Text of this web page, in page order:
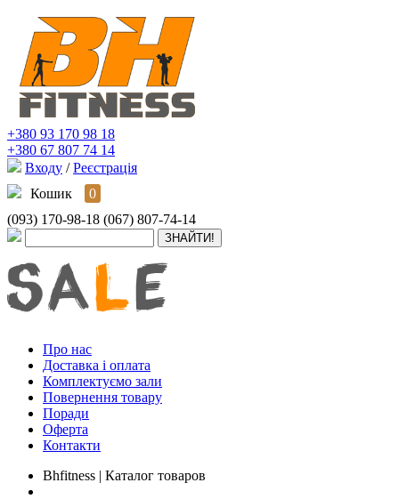
+380 93 170 98 18
+380 67 807 74 14
Входу / Реєстрація
Кошик
0
(093) 170-98-18 (067) 807-74-14
Про нас
Доставка і оплата
Комплектуємо зали
Повернення товару
Поради
Оферта
Контакти
Bhfitness | Каталог товаров